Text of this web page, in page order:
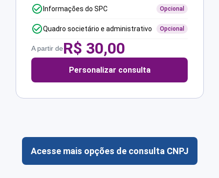
Informações do SPC Opcional
Quadro societário e administrativo Opcional
A partir deR$ 30,00
Personalizar consulta
Acesse mais opções de consulta CNPJ